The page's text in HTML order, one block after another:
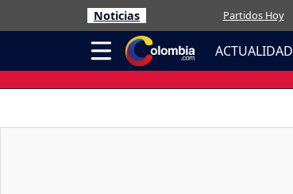
Noticias Partidos Hoy
ACTUALIDAD